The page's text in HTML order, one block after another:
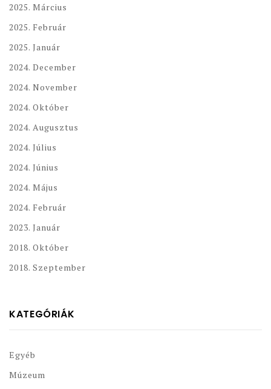
2025. Március
2025. Február
2025. Január
2024. December
2024. November
2024. Október
2024. Augusztus
2024. Július
2024. Június
2024. Május
2024. Február
2023. Január
2018. Október
2018. Szeptember
KATEGÓRIÁK
Egyéb
Múzeum